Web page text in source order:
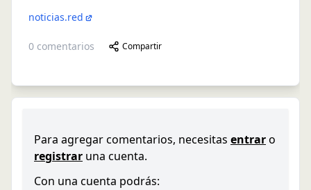
noticias.red
0 comentarios Compartir
Para agregar comentarios, necesitas entraro
registrar una cuenta.
Con una cuenta podrás: